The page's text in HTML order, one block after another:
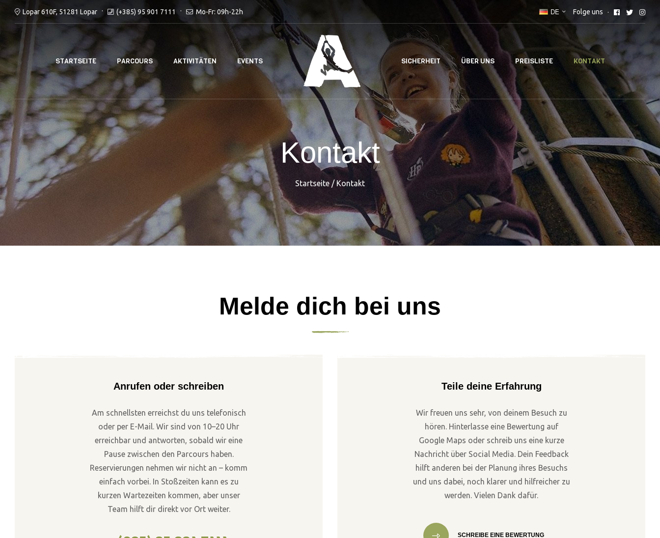
Lopar 610F, 51281 Lopar (+385) 95 901 7111 Mo-Fr: 09h-22h DE Folge uns
STARTSEITE PARCOURS AKTIVITÄTEN EVENTS SICHERHEIT ÜBER UNS PREISLISTE KONTAKT
Kontakt
Startseite / Kontakt
Melde dich bei uns
Anrufen oder schreiben
Am schnellsten erreichst du uns telefonisch
oder per E-Mail. Wir sind von 10–20 Uhr
erreichbar und antworten, sobald wir eine
Pause zwischen den Parcours haben.
Reservierungen nehmen wir nicht an – komm
einfach vorbei. In Stoßzeiten kann es zu
kurzen Wartezeiten kommen, aber unser
Team hilft dir direkt vor Ort weiter.
Teile deine Erfahrung
Wir freuen uns sehr, von deinem Besuch zu
hören. Hinterlasse eine Bewertung auf
Google Maps oder schreib uns eine kurze
Nachricht über Social Media. Dein Feedback
hilft anderen bei der Planung ihres Besuchs
und uns dabei, noch klarer und hilfreicher zu
werden. Vielen Dank dafür.
SCHREIBE EINE BEWERTUNG